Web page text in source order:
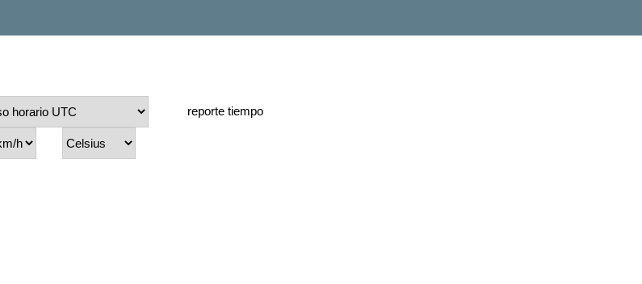
reporte tiempo